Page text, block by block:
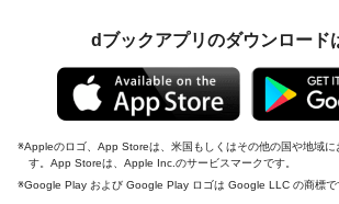
dブックアプリのダウンロード
Appleのロゴ、App Storeは、米国もしくはその他の国や地域
す。App Storeは、Apple Inc.のサービスマークです。
Google Play および Google Play ロゴは Google LLC の商標で